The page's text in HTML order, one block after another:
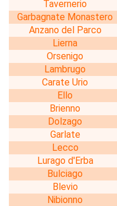
Tavernerio
Garbagnate Monastero
Anzano del Parco
Lierna
Orsenigo
Lambrugo
Carate Urio
Ello
Brienno
Dolzago
Garlate
Lecco
Lurago d'Erba
Bulciago
Blevio
Nibionno